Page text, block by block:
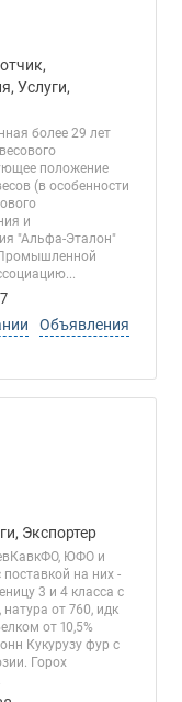
Услуги,
более 29 лет
положение
(в особенности
и
"Альфа-Эталон"
Объявления
Экспортер
ЮФО и
на них -
3 и 4 класса с
натура от 760, идк
от 10,5%
Кукурузу фур с
Горох